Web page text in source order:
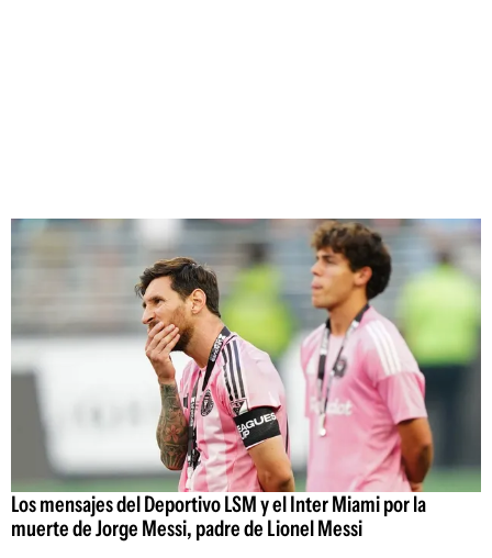
Los mensajes del Deportivo LSM y el Inter Miami por la
muerte de Jorge Messi, padre de Lionel Messi